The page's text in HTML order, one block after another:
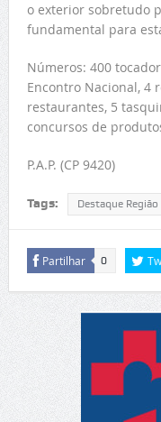
o exterior sobretudo
fundamental para
Números: 400
Encontro Nacional, 4
restaurantes, 5
concursos de
P.A.P. (CP 9420)
Tags: Destaque Região
Partilhar 0